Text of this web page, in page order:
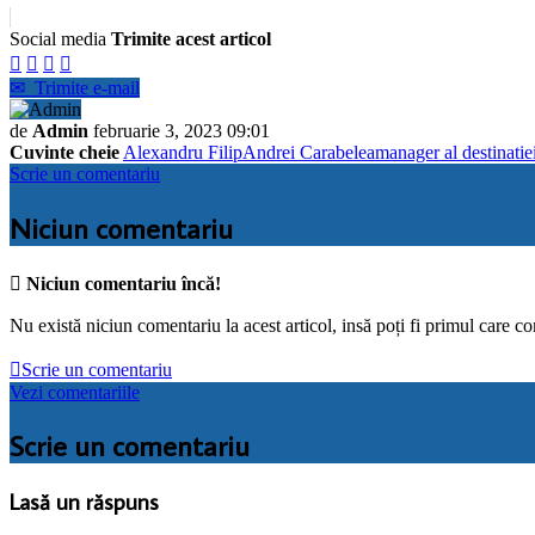
Social media Trimite acest articol
   
✉ Trimite e-mail
de Admin februarie 3, 2023 09:01
Cuvinte cheie Alexandru FilipAndrei Carabeleamanager al destinatiei
Scrie un comentariu
Niciun comentariu
 Niciun comentariu încă!
Nu există niciun comentariu la acest articol, insă poți fi primul care
Scrie un comentariu
Vezi comentariile
Scrie un comentariu
Lasă un răspuns